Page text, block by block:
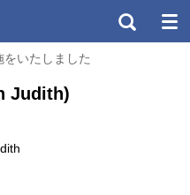
いたしました
Judith)